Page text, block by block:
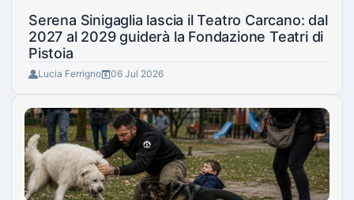
Serena Sinigaglia lascia il Teatro Carcano: dal
2027 al 2029 guiderà la Fondazione Teatri di
Pistoia
Lucia Ferrigno 06 Jul 2026